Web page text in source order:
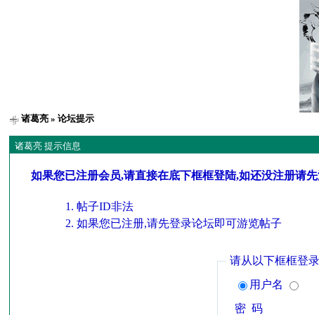
诸葛亮 » 论坛提示
诸葛亮 提示信息
如果您已注册会员,请直接在底下框框登陆,如还没注册请
帖子ID非法
如果您已注册,请先登录论坛即可游览帖子
请从以下框框登
用户名
密 码